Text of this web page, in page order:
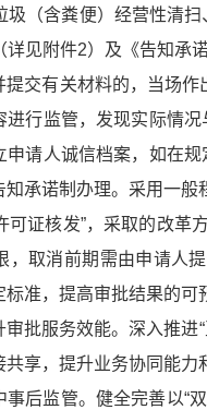
圾（含粪便）经营性清
详见附件2）及 《告知承
提交有关材料的，当场
进行监管，发现实际情
申请人诚信档案，如在
承诺制办理。采用一般
可证核发”，采取的改
，取消前期需由申请人
准，提高审批结果的可
审批服务效能。深入推
共享，提升业务协同能力
事后监管。健全完善以